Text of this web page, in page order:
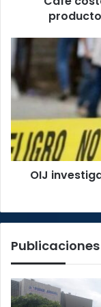
investiga
el
hallazgo
de
un
cuerpo
en
un
cafetalOIJ